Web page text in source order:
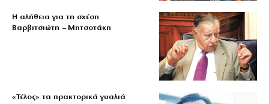
Η αλήθεια για τη σχέση
Βαρβιτσιώτη – Μητσοτάκη
«Τέλος» τα πρακτορικά γυαλιά